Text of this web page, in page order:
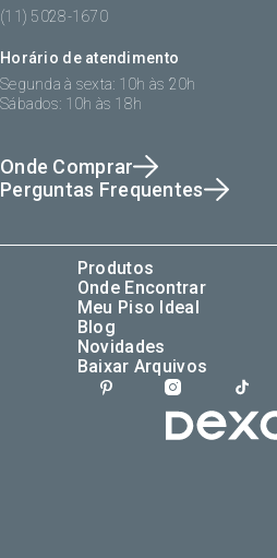
(11) 5028-1670
Horário de atendimento
Segunda à sexta: 10h às 20h
Sábados: 10h às 18h
Onde Comprar
Perguntas Frequentes
Produtos
Onde Encontrar
Meu Piso Ideal
Blog
Novidades
Baixar Arquivos